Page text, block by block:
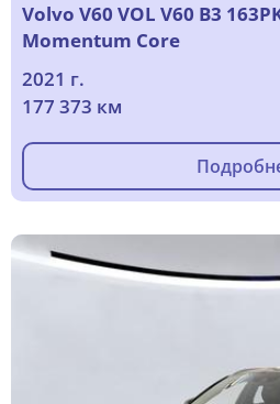
Volvo V60 VOL V60 B3
Momentum Core
2021 г.
177 373 км